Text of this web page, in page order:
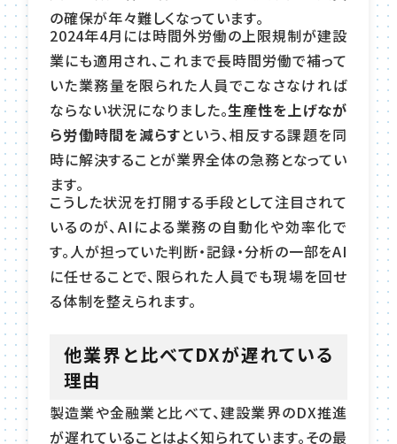
の確保が年々難しくなっています。
2024年4月には時間外労働の上限規制が建設
業にも適用され、これまで長時間労働で補って
いた業務量を限られた人員でこなさなければ
ならない状況になりました。生産性を上げなが
ら労働時間を減らすという、相反する課題を同
時に解決することが業界全体の急務となってい
ます。
こうした状況を打開する手段として注目されて
いるのが、AIによる業務の自動化や効率化で
す。人が担っていた判断・記録・分析の一部をAI
に任せることで、限られた人員でも現場を回せ
る体制を整えられます。
他業界と比べてDXが遅れている
理由
製造業や金融業と比べて、建設業界のDX推進
が遅れていることはよく知られています。その最